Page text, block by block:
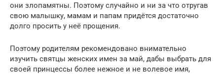
они злопамятны. Поэтому случайно и ни за что отругав
свою малышку, мамам и папам придётся достаточно
долго просить у неё прощения.
Поэтому родителям рекомендовано внимательно
изучить святцы женских имен за май, дабы выбрать для
своей принцессы более нежное и не волевое имя,